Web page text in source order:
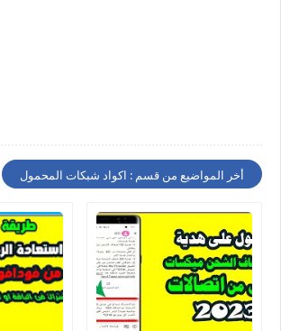
أخر المواضيع من قسم : اكواد شبكات المحمول